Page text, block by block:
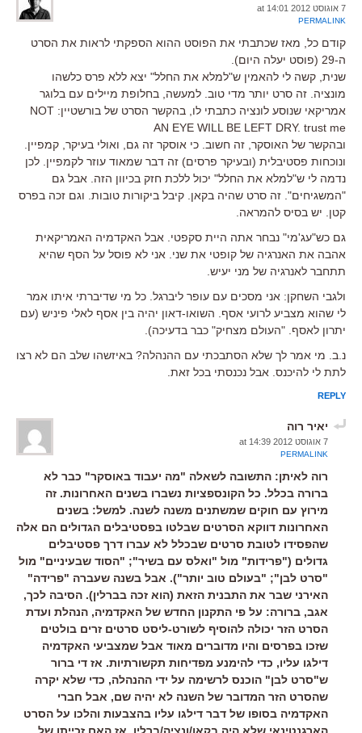
7 אוגוסט 2012 at 14:01
PERMALINK
קודם כל, מאז שכתבתי את הפוסט ההוא הספקתי לראות את הסרט
ה-29 (פוסט יעלה היום).
שנית, קשה לי להאמין ש"למלא את החלל" יצא ללא פרס כלשהו
מונציה. זה סרט יותר מדי טוב. למעשה, בחלופת מיילים עם בלוגר
אמריקאי שנוסע לונציה כתבתי לו, בהקשר הסרט של בורשטיין: NOT
AN EYE WILL BE LEFT DRY. trust me
ובהקשר של האוסקר, זה חשוב. כי אוסקר זה גם, ואולי בעיקר, קמפיין.
ונוכחות פסטיבלית (ובעיקר פרסים) זה דבר שמאוד עוזר לקמפיין. לכן
נדמה לי ש"למלא את החלל" יכול ללכת חזק בכיוון הזה. אבל גם
"המשגיחים". זה סרט שהיה בקאן. קיבל ביקורות טובות. וגם זכה בפרס
קטן. יש בסיס להמראה.
גם כש"עג'מי" נבחר אתה היית סקפטי. אבל האקדמיה האמריקאית
אהבה את האנרגיה של קופטי את שני. אני לא פוסל על הסף שהיא
תתחבר לאנרגיה של מני יעיש.
ולגבי השחקן: אני מסכים עם עופר ליברגל. כל מי שדיברתי איתו אמר
לי שהוא מצביע לרועי אסף. השואו-דאון יהיה בין אסף לאלי פיניש (עם
יתרון לאסף. "העולם מצחיק" כבר בדעיכה).
נ.ב. מי אמר לך שלא הסתבכתי עם ההנהלה? באיזשהו שלב הם לא רצו
לתת לי להיכנס. אבל נכנסתי בכל זאת.
REPLY
יאיר רוה
7 אוגוסט 2012 at 14:39
PERMALINK
רוה לאיתן: התשובה לשאלה "מה יעבוד באוסקר" כבר לא
ברורה בכלל. כל הקונספציות נשברו בשנים האחרונות. זה
מירוץ עם חוקים שמשתנים משנה לשנה. למשל: בשנים
האחרונות דווקא הסרטים שבלטו בפסטיבלים הגדולים הם אלה
שהפסידו לטובת סרטים שבכלל לא עברו דרך פסטיבלים
גדולים ("פרידות" מול "ואלס עם בשיר"; "הסוד שבעיניים" מול
"סרט לבן"; "בעולם טוב יותר"). אבל בשנה שעברה "פרידה"
האירני שבר את התבנית הזאת (הוא זכה בברלין). הסיבה לכך,
אגב, ברורה: על פי התקנון החדש של האקדמיה, הנהלת ועדת
הסרט הזר יכולה להוסיף לשורט-ליסט סרטים זרים בולטים
שזכו בפרסים והיו מדוברים מאוד אבל שמצביעי האקדמיה
דילגו עליו, כדי להימנע מפדיחות תקשורתיות. אז די ברור
ש"סרט לבן" הוכנס לרשימה על ידי ההנהלה, כדי שלא יקרה
שהסרט הזר המדובר של השנה לא יהיה שם, אבל חברי
האקדמיה בסופו של דבר דילגו עליו בהצבעות והלכו על הסרט